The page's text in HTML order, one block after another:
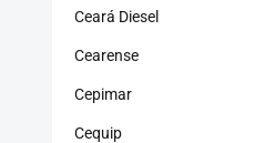
Ceará Diesel
Cearense
Cepimar
Cequip